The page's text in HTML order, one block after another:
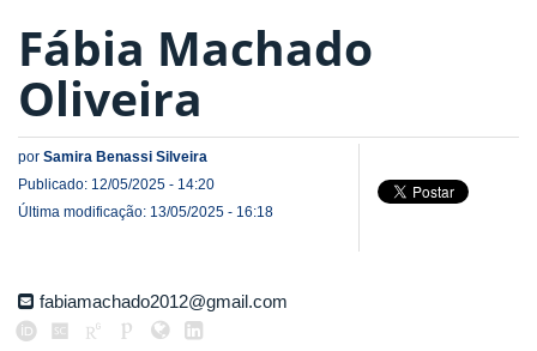
Fábia Machado
Oliveira
por Samira Benassi Silveira
Publicado: 12/05/2025 - 14:20
Última modificação: 13/05/2025 - 16:18
fabiamachado2012@gmail.com